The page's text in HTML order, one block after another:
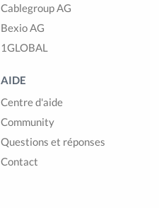
Cablegroup AG
Bexio AG
1GLOBAL
AIDE
Centre d'aide
Community
Questions et réponses
Contact